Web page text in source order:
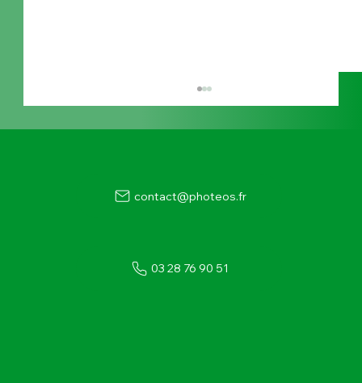
Maintenance de hangar photovoltaïque :
03 28 76 90 51
contact@photeos.fr